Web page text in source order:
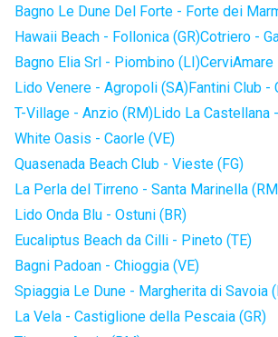
Bagno Le Dune Del Forte - Forte dei
Hawaii Beach - Follonica (GR)Cotriero -
Bagno Elia Srl - Piombino (LI)CerviAmare
Lido Venere - Agropoli (SA)Fantini Club -
T-Village - Anzio (RM)Lido La Castellana
White Oasis - Caorle (VE)
Quasenada Beach Club - Vieste (FG)
La Perla del Tirreno - Santa Marinella
Lido Onda Blu - Ostuni (BR)
Eucaliptus Beach da Cilli - Pineto (TE)
Bagni Padoan - Chioggia (VE)
Spiaggia Le Dune - Margherita di Savoia
La Vela - Castiglione della Pescaia (GR)